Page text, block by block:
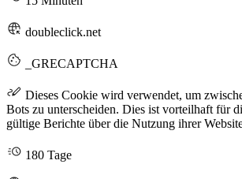
doubleclick.net
_GRECAPTCHA
Dieses Cookie wird verwendet, um
Bots zu unterscheiden. Dies ist vorteilhaft für
gültige Berichte über die Nutzung ihrer
180 Tage